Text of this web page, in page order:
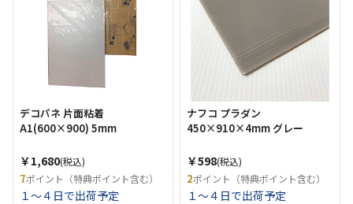
デコパネ 片面粘着
A1(600×900) 5mm
￥1,680(税込)
7ポイント（特典ポイント含む）
１～４日で出荷予定
ナフコ プラダン
450×910×4mm グレー
￥598(税込)
2ポイント（特典ポイント含む）
１～４日で出荷予定